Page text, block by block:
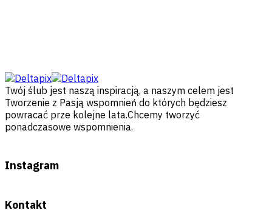
Twój ślub jest naszą inspiracją, a naszym celem jest
Tworzenie z Pasją wspomnień do których będziesz
powracać prze kolejne lata.Chcemy tworzyć
ponadczasowe wspomnienia.
Instagram
Kontakt